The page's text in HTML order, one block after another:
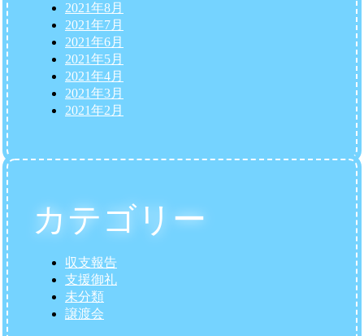
2021年8月
2021年7月
2021年6月
2021年5月
2021年4月
2021年3月
2021年2月
カテゴリー
収支報告
支援御礼
未分類
譲渡会